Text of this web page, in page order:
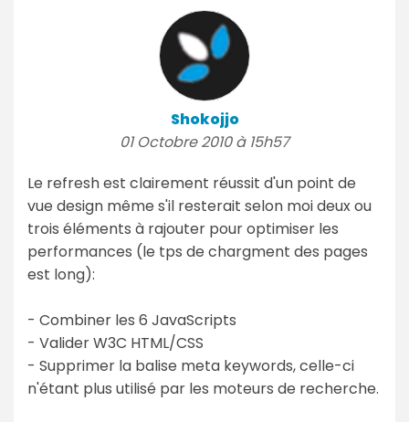
Shokojjo
01 Octobre 2010 à 15h57
Le refresh est clairement réussit d'un point de
vue design même s'il resterait selon moi deux ou
trois éléments à rajouter pour optimiser les
performances (le tps de chargment des pages
est long):
- Combiner les 6 JavaScripts
- Valider W3C HTML/CSS
- Supprimer la balise meta keywords, celle-ci
n'étant plus utilisé par les moteurs de recherche.